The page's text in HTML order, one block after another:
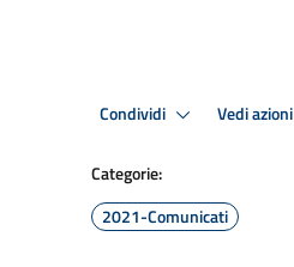
Condividi Vedi azioni
Categorie:
2021-Comunicati